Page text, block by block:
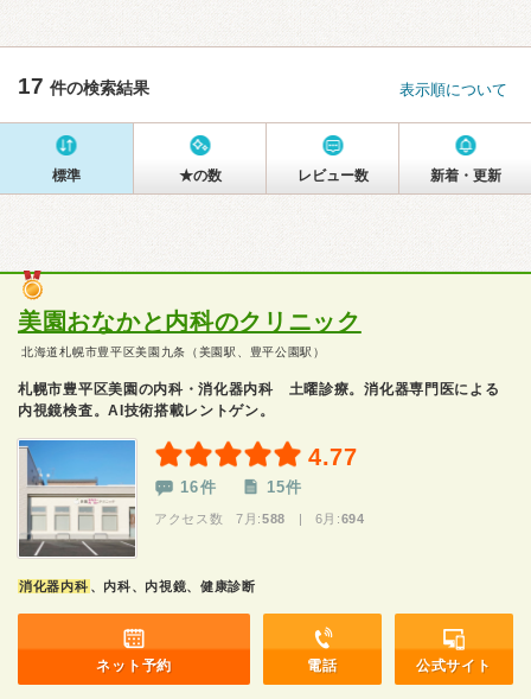
17 件の検索結果 表示順について
標準 ★の数 レビュー数 新着・更新
美園おなかと内科のクリニック
北海道札幌市豊平区美園九条（美園駅、豊平公園駅）
札幌市豊平区美園の内科・消化器内科 土曜診療。消化器専門医による
内視鏡検査。AI技術搭載レントゲン。
4.77
16件 15件
アクセス数 7月:588 | 6月:694
消化器内科 、内科、内視鏡、健康診断
ネット予約 電話 公式サイト